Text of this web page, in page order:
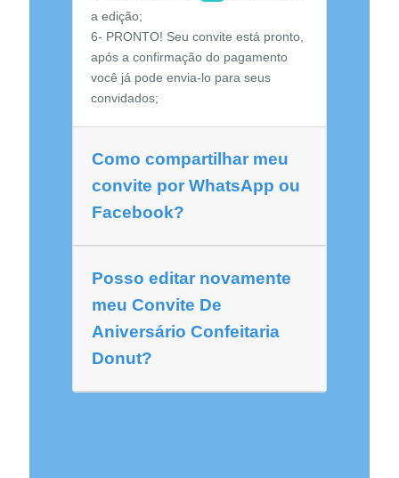
a edição;
6- PRONTO! Seu convite está pronto,
após a confirmação do pagamento
você já pode envia-lo para seus
convidados;
Como compartilhar meu
convite por WhatsApp ou
Facebook?
Posso editar novamente
meu Convite De
Aniversário Confeitaria
Donut?